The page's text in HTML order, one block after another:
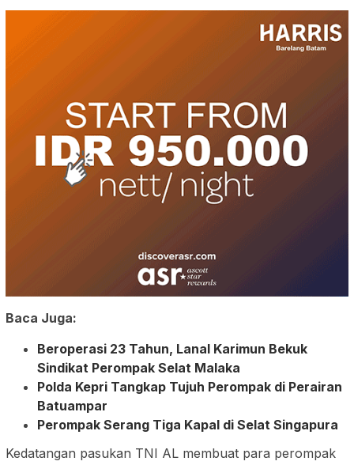
Baca Juga:
Beroperasi 23 Tahun, Lanal Karimun Bekuk
Sindikat Perompak Selat Malaka
Polda Kepri Tangkap Tujuh Perompak di Perairan
Batuampar
Perompak Serang Tiga Kapal di Selat Singapura
Kedatangan pasukan TNI AL membuat para perompak